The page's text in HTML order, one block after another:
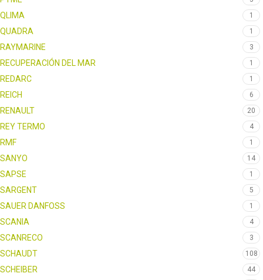
QLIMA 1
QUADRA 1
RAYMARINE 3
RECUPERACIÓN DEL MAR 1
REDARC 1
REICH 6
RENAULT 20
REY TERMO 4
RMF 1
SANYO 14
SAPSE 1
SARGENT 5
SAUER DANFOSS 1
SCANIA 4
SCANRECO 3
SCHAUDT 108
SCHEIBER 44